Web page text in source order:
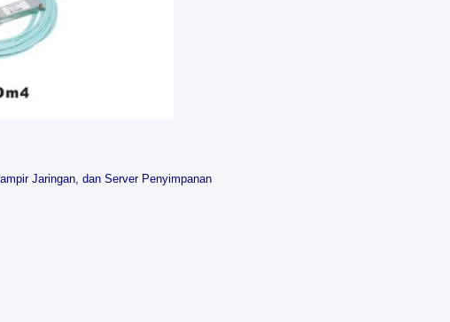
Jaringan, dan Server Penyimpanan